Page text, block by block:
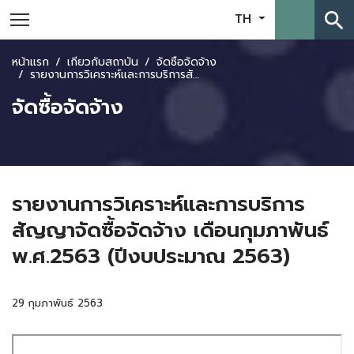
TH search
หน้าแรก เกี่ยวกับสถาบัน จัดซื้อจัดจ้าง
รายงานการวิเคราะห์และการบริการสัญญาจัดซื้อจัดจ้าง เดือนกุมภาพันธ์ พ.ศ.2563 (ปีงบประมาณ 2563)
จัดซื้อจัดจ้าง
รายงานการวิเคราะห์และการบริการ
สัญญาจัดซื้อจัดจ้าง เดือนกุมภาพันธ์
พ.ศ.2563 (ปีงบประมาณ 2563)
29 กุมภาพันธ์ 2563